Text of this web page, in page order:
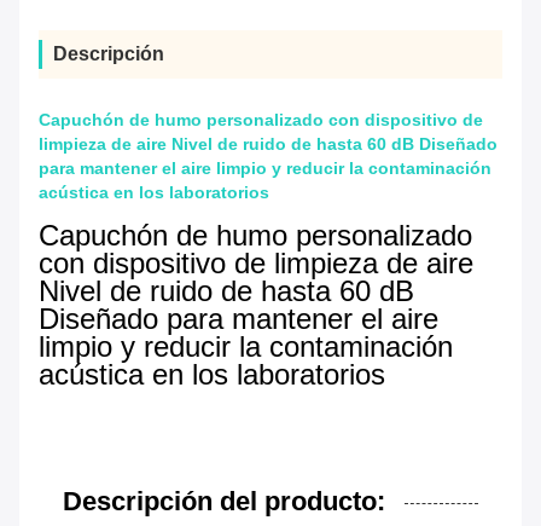
Descripción
Capuchón de humo personalizado con dispositivo de
limpieza de aire Nivel de ruido de hasta 60 dB Diseñado
para mantener el aire limpio y reducir la contaminación
acústica en los laboratorios
Capuchón de humo personalizado
con dispositivo de limpieza de aire
Nivel de ruido de hasta 60 dB
Diseñado para mantener el aire
limpio y reducir la contaminación
acústica en los laboratorios
Descripción del producto: